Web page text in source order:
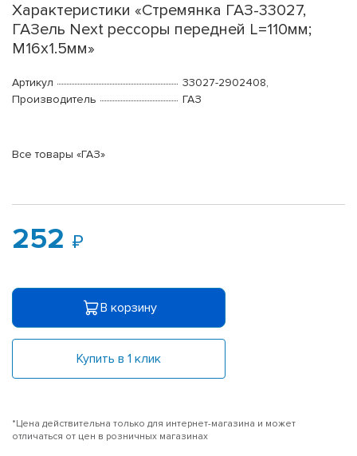
Характеристики «Стремянка ГАЗ-33027,
ГАЗель Next рессоры передней L=110мм;
М16х1.5мм»
Артикул
33027-2902408,
Производитель
ГАЗ
Все товары «ГАЗ»
252
В корзину
Купить в 1 клик
*Цена действительна только для интернет-магазина и может
отличаться от цен в розничных магазинах